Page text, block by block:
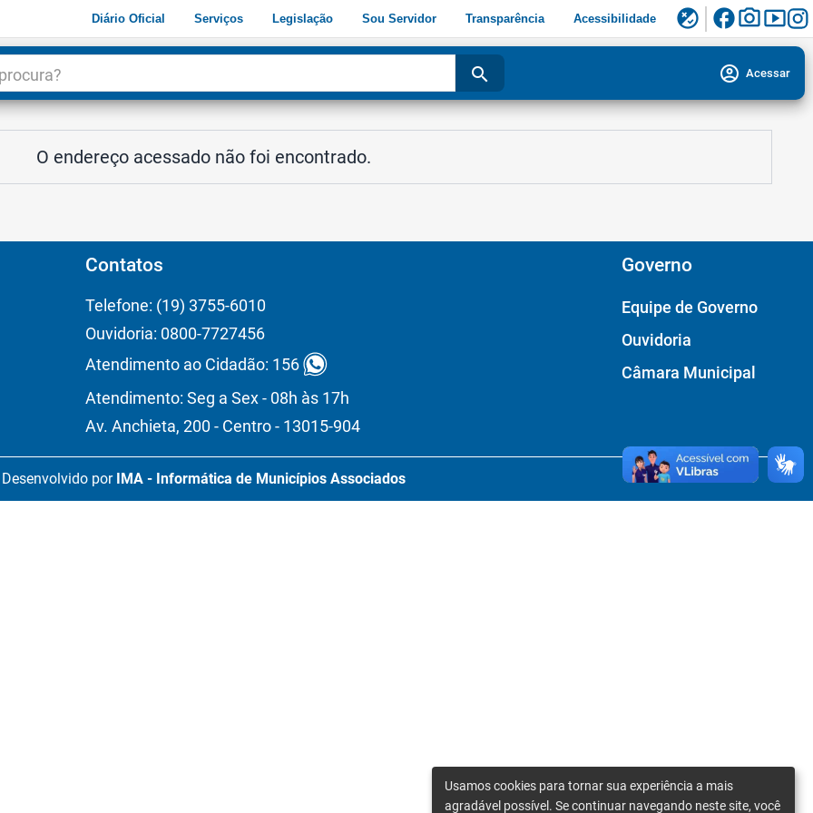
Diário Oficial Serviços Legislação Sou Servidor Transparência Acessibilidade flaky facebookphoto_camerasmart_display
search account_circle Acessar
O endereço acessado não foi encontrado.
Contatos
Telefone: (19) 3755-6010
Ouvidoria: 0800-7727456
Atendimento ao Cidadão: 156
Atendimento: Seg a Sex - 08h às 17h
Av. Anchieta, 200 - Centro - 13015-904
Governo
Equipe de Governo
Ouvidoria
Câmara Municipal
Desenvolvido por IMA - Informática de Municípios Associados
Usamos cookies para tornar sua experiência a mais
agradável possível. Se continuar navegando neste site, você